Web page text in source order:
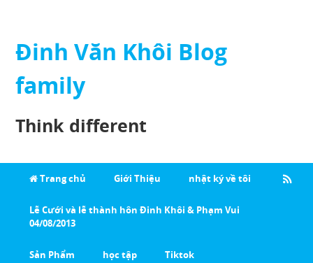
Đinh Văn Khôi Blog
family
Think different
Trang chủ Giới Thiệu nhật ký về tôi
Lễ Cưới và lễ thành hôn Đinh Khôi & Phạm Vui
04/08/2013
Sản Phẩm học tập Tiktok